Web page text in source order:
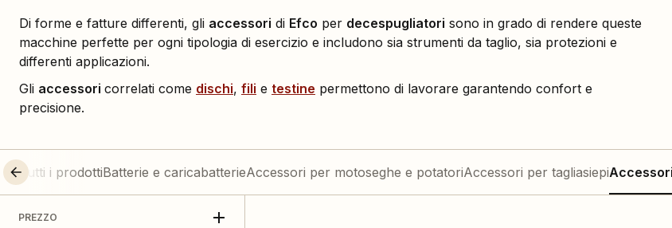
Di forme e fatture differenti, gli accessori di Efco per decespugliatori sono in grado di rendere queste
macchine perfette per ogni tipologia di esercizio e includono sia strumenti da taglio, sia protezioni e
differenti applicazioni.
Gli accessori correlati come dischi, fili e testine permettono di lavorare garantendo confort e
precisione.
Tutti i prodottiBatterie e caricabatterieAccessori per motoseghe e potatoriAccessori per tagliasiepi
PREZZO